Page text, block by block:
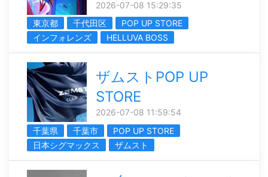
2026-07-08 15:29:35
東京都
千代田区
POP UP STORE
インフォレンズ
HELLUVA BOSS
ザムストPOP UP
STORE
2026-07-08 11:59:54
千葉県
千葉市
POP UP STORE
日本シグマックス
ザムスト